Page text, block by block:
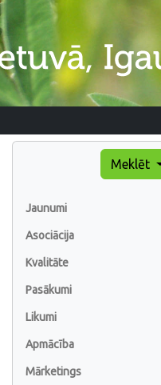
Meklēt
Jaunumi
Asociācija
Kvalitāte
Pasākumi
Likumi
Apmācība
Mārketings